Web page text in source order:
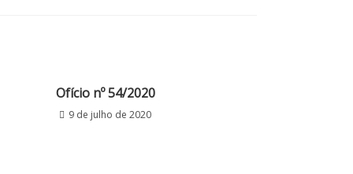
Ofício nº 54/2020
9 de julho de 2020